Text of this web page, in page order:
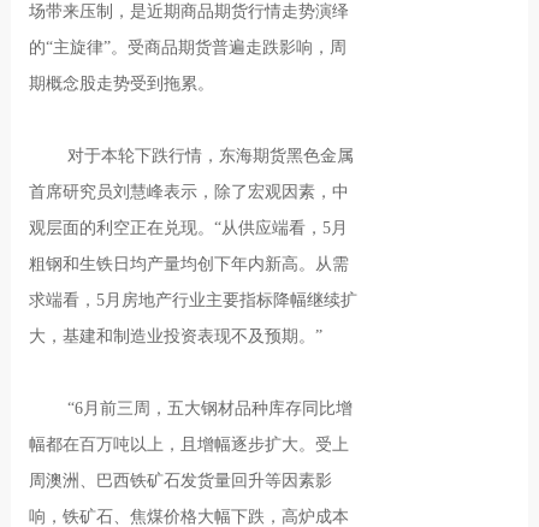
场带来压制，是近期商品期货行情走势演绎
的“主旋律”。受商品期货普遍走跌影响，周
期概念股走势受到拖累。
对于本轮下跌行情，东海期货黑色金属
首席研究员刘慧峰表示，除了宏观因素，中
观层面的利空正在兑现。“从供应端看，5月
粗钢和生铁日均产量均创下年内新高。从需
求端看，5月房地产行业主要指标降幅继续扩
大，基建和制造业投资表现不及预期。”
“6月前三周，五大钢材品种库存同比增
幅都在百万吨以上，且增幅逐步扩大。受上
周澳洲、巴西铁矿石发货量回升等因素影
响，铁矿石、焦煤价格大幅下跌，高炉成本